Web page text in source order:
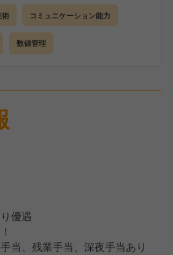
て、店舗運営業務全般もお任せし
て調理業務に手を上げることも大
コミュニケーション能力
数値管理
優遇
当、残業手当、深夜手当あり